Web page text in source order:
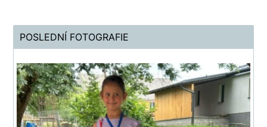
POSLEDNÍ FOTOGRAFIE